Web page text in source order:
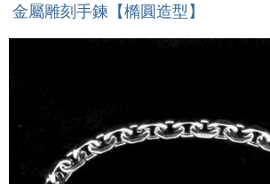
金屬雕刻手鍊【橢圓造型】